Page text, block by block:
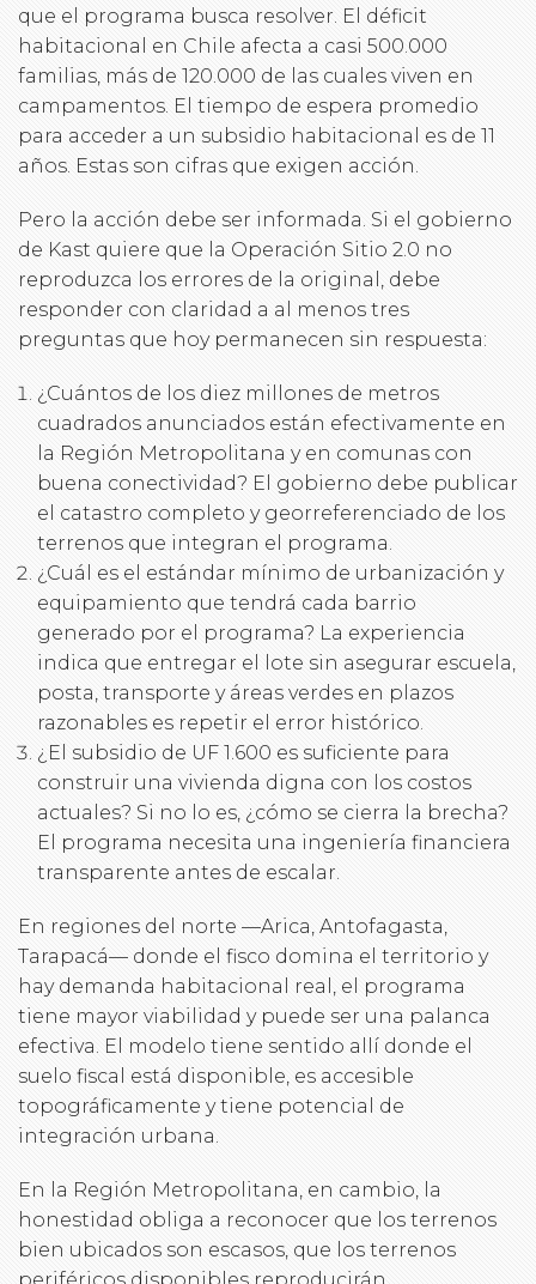
que el programa busca resolver. El déficit
habitacional en Chile afecta a casi 500.000
familias, más de 120.000 de las cuales viven en
campamentos. El tiempo de espera promedio
para acceder a un subsidio habitacional es de 11
años. Estas son cifras que exigen acción.
Pero la acción debe ser informada. Si el gobierno
de Kast quiere que la Operación Sitio 2.0 no
reproduzca los errores de la original, debe
responder con claridad a al menos tres
preguntas que hoy permanecen sin respuesta:
¿Cuántos de los diez millones de metros
cuadrados anunciados están efectivamente en
la Región Metropolitana y en comunas con
buena conectividad? El gobierno debe publicar
el catastro completo y georreferenciado de los
terrenos que integran el programa.
¿Cuál es el estándar mínimo de urbanización y
equipamiento que tendrá cada barrio
generado por el programa? La experiencia
indica que entregar el lote sin asegurar escuela,
posta, transporte y áreas verdes en plazos
razonables es repetir el error histórico.
¿El subsidio de UF 1.600 es suficiente para
construir una vivienda digna con los costos
actuales? Si no lo es, ¿cómo se cierra la brecha?
El programa necesita una ingeniería financiera
transparente antes de escalar.
En regiones del norte —Arica, Antofagasta,
Tarapacá— donde el fisco domina el territorio y
hay demanda habitacional real, el programa
tiene mayor viabilidad y puede ser una palanca
efectiva. El modelo tiene sentido allí donde el
suelo fiscal está disponible, es accesible
topográficamente y tiene potencial de
integración urbana.
En la Región Metropolitana, en cambio, la
honestidad obliga a reconocer que los terrenos
bien ubicados son escasos, que los terrenos